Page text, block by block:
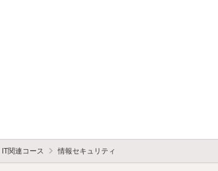
IT関連コース 情報セキュリティ